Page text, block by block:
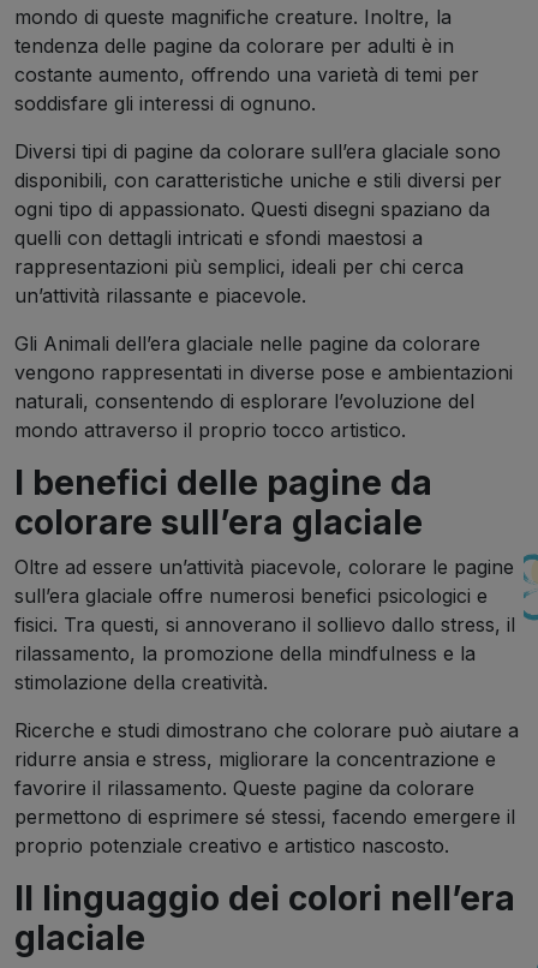
mondo di queste magnifiche creature. Inoltre, la
tendenza delle pagine da colorare per adulti è in
costante aumento, offrendo una varietà di temi per
soddisfare gli interessi di ognuno.
Diversi tipi di pagine da colorare sull’era glaciale sono
disponibili, con caratteristiche uniche e stili diversi per
ogni tipo di appassionato. Questi disegni spaziano da
quelli con dettagli intricati e sfondi maestosi a
rappresentazioni più semplici, ideali per chi cerca
un’attività rilassante e piacevole.
Gli Animali dell’era glaciale nelle pagine da colorare
vengono rappresentati in diverse pose e ambientazioni
naturali, consentendo di esplorare l’evoluzione del
mondo attraverso il proprio tocco artistico.
I benefici delle pagine da
colorare sull’era glaciale
Oltre ad essere un’attività piacevole, colorare le pagine
sull’era glaciale offre numerosi benefici psicologici e
fisici. Tra questi, si annoverano il sollievo dallo stress, il
rilassamento, la promozione della mindfulness e la
stimolazione della creatività.
Ricerche e studi dimostrano che colorare può aiutare a
ridurre ansia e stress, migliorare la concentrazione e
favorire il rilassamento. Queste pagine da colorare
permettono di esprimere sé stessi, facendo emergere il
proprio potenziale creativo e artistico nascosto.
Il linguaggio dei colori nell’era
glaciale